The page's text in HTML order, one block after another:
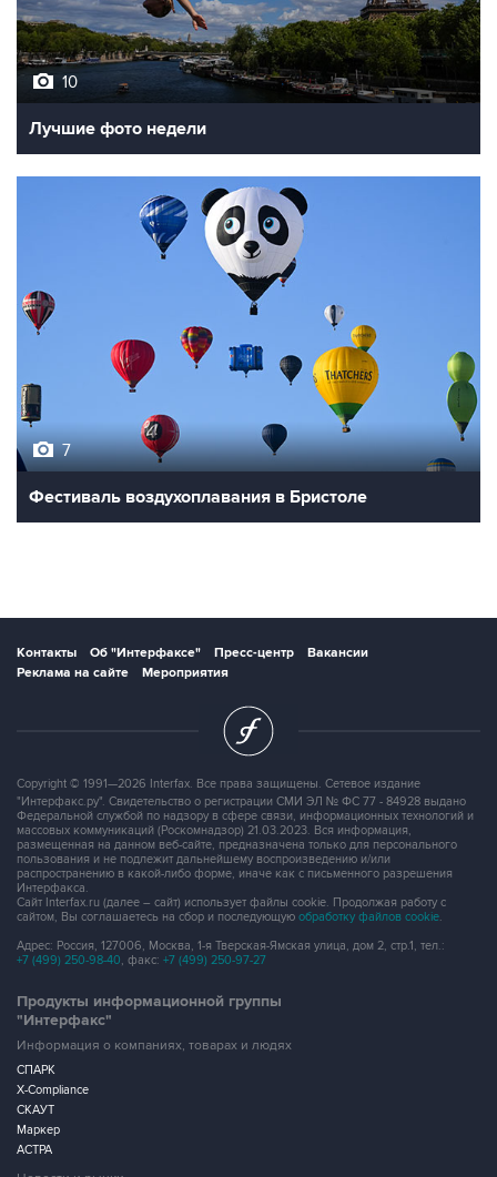
10
Лучшие фото недели
7
Фестиваль воздухоплавания в Бристоле
Контакты Об "Интерфаксе" Пресс-центр
Вакансии
Реклама на сайте
Мероприятия
Copyright © 1991—2026 Interfax. Все права защищены. Сетевое издание
"Интерфакс.ру". Свидетельство о регистрации СМИ ЭЛ № ФС 77 - 84928 выдано
Федеральной службой по надзору в сфере связи, информационных технологий и
массовых коммуникаций (Роскомнадзор) 21.03.2023. Вся информация,
размещенная на данном веб-сайте, предназначена только для персонального
пользования и не подлежит дальнейшему воспроизведению и/или
распространению в какой-либо форме, иначе как с письменного разрешения
Интерфакса.
Сайт Interfax.ru (далее – сайт) использует файлы cookie. Продолжая работу с
сайтом, Вы соглашаетесь на сбор и последующую обработку файлов cookie.
Адрес: Россия, 127006, Москва, 1-я Тверская-Ямская улица, дом 2, стр.1, тел.:
+7 (499) 250-98-40, факс: +7 (499) 250-97-27
Продукты информационной группы
"Интерфакс"
Информация о компаниях, товарах и людях
СПАРК
X-Compliance
СКАУТ
Маркер
АСТРА